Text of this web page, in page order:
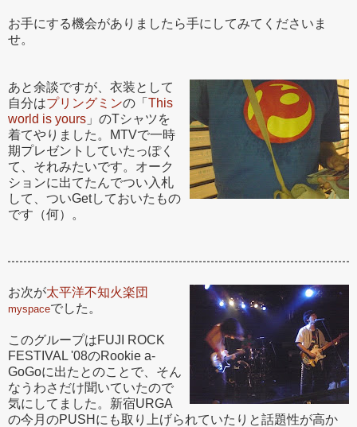
お手にする機会がありましたら手にしてみてくださいま
せ。
あと余談ですが、衣装として
自分はプリングミンの「 This
world is yours 」のTシャツを
着てやりました。MTVで一時
期プレゼントしていたっぽく
て、それみたいです。オーク
ションに出てたんでつい入札
して、ついGetしておいたもの
です（何）。
お次が太平洋不知火楽団
myspaceでした。
このグループはFUJI ROCK
FESTIVAL '08のRookie a-
GoGoに出たとのことで、そん
なうわさだけ聞いていたので
気にしてました。新宿URGA
の今月のPUSHにも取り上げられていたりと話題性が高か